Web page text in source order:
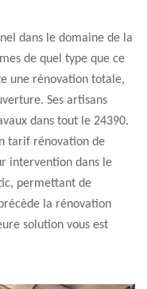
dans le domaine de la
de quel type que ce
une rénovation totale,
Ses artisans
dans tout le 24390.
tarif rénovation de
intervention dans le
permettant de
la rénovation
solution vous est